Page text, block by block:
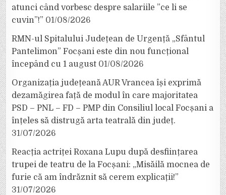
atunci când vorbesc despre salariile ”ce li se
cuvin”!” 01/08/2026
RMN-ul Spitalului Județean de Urgență „Sfântul
Pantelimon” Focșani este din nou funcțional
începând cu 1 august 01/08/2026
Organizația județeană AUR Vrancea își exprimă
dezamăgirea față de modul în care majoritatea
PSD – PNL – FD – PMP din Consiliul local Focșani a
înțeles să distrugă arta teatrală din județ.
31/07/2026
Reacția actriței Roxana Lupu după desființarea
trupei de teatru de la Focșani: „Misăilă mocnea de
furie că am îndrăznit să cerem explicații!”
31/07/2026